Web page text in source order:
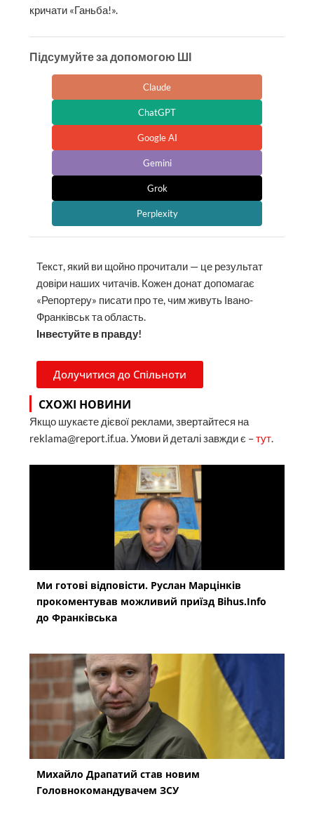
кричати «Ганьба!».
Підсумуйте за допомогою ШІ
Claude
ChatGPT
Google AI
Gemini
Grok
Perplexity
Текст, який ви щойно прочитали — це результат
довіри наших читачів. Кожен донат допомагає
«Репортеру» писати про те, чим живуть Івано-
Франківськ та область.
Інвестуйте в правду!
Долучитися до Спільноти
СХОЖІ НОВИНИ
Якщо шукаєте дієвої реклами, звертайтеся на
reklama@report.if.ua. Умови й деталі завжди є –тут.
Ми готові відповісти. Руслан Марцінків
прокоментував можливий приїзд Bihus.Info
до Франківська
Михайло Драпатий став новим
Головнокомандувачем ЗСУ